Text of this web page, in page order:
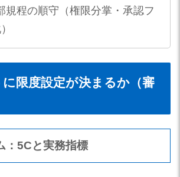
規程の順守（権限分掌・承認フ
限度設定が決まるか（審
：5Cと実務指標